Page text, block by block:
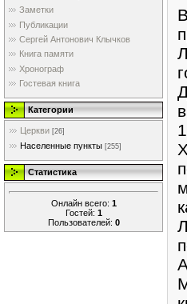
Заметки
Публикации
Сергей Антонович Клычков
Книга памяти
Хронограф
Гостевая книга
Категории
Церкви [26]
Населенные пункты [255]
Статистика
Онлайн всего: 1
Гостей: 1
Пользователей: 0